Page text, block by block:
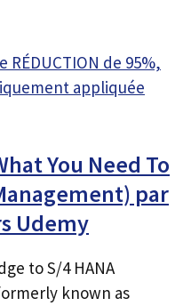
de 95%,
appliquée
You Need To
par
Udemy
to S/4 HANA
known as